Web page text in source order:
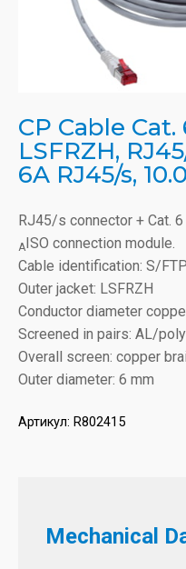
CP Cable Cat.
LSFRZH,
6A RJ45/s,
RJ45/s connector + Cat. 6
AISO connection module.
Cable identification: S/FTP
Outer jacket: LSFRZH
Conductor diameter
Screened in pairs: AL/
Overall screen: copper
Outer diameter: 6 mm
Артикул: R802415
Mechanical